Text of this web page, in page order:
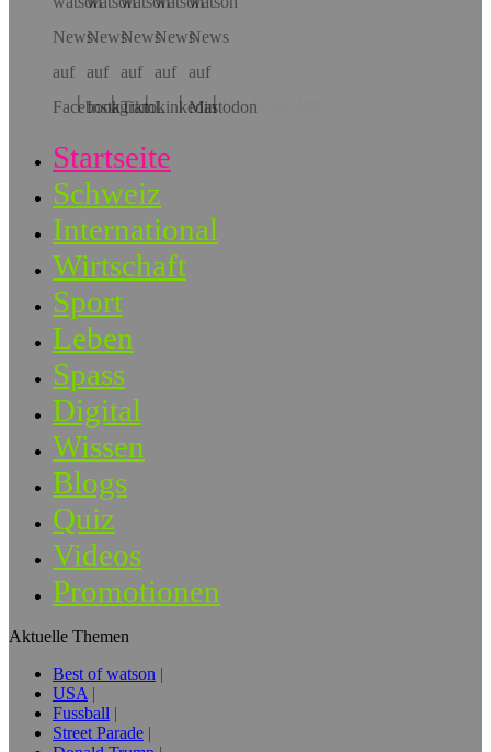
Hol dir die App!
Startseite
Schweiz
International
Wirtschaft
Sport
Leben
Spass
Digital
Wissen
Blogs
Quiz
Videos
Promotionen
Aktuelle Themen
Best of watson
USA
Fussball
Street Parade